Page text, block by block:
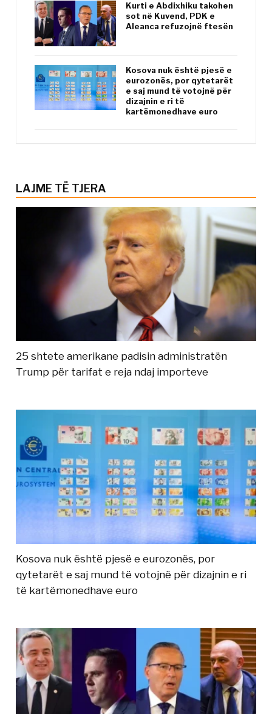
Kurti e Abdixhiku takohen
sot në Kuvend, PDK e
Aleanca refuzojnë ftesën
Kosova nuk është pjesë e
eurozonës, por qytetarët
e saj mund të votojnë për
dizajnin e ri të
kartëmonedhave euro
LAJME TË TJERA
25 shtete amerikane padisin administratën
Trump për tarifat e reja ndaj importeve
Kosova nuk është pjesë e eurozonës, por
qytetarët e saj mund të votojnë për dizajnin e ri
të kartëmonedhave euro